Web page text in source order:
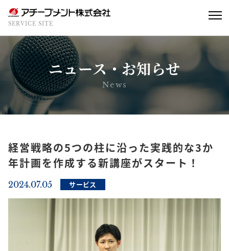
SERVICE SITE
ニュース・お知らせ
News
経営戦略の5つの柱に沿った実践的な3か
年計画を作成する新講座がスタート！
2024.07.05 サービス